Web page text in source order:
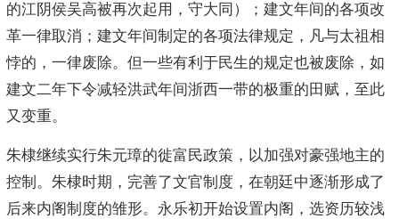
的江阴侯吴高被再次起用，守大同）；建文年间的各项改
革一律取消；建文年间制定的各项法律规定，凡与太祖相
悖的，一律废除。但一些有利于民生的规定也被废除，如
建文二年下令减轻洪武年间浙西一带的极重的田赋，至此
又变重。
朱棣继续实行朱元璋的徙富民政策，以加强对豪强地主的
控制。朱棣时期，完善了文官制度，在朝廷中逐渐形成了
后来内阁制度的雏形。永乐初开始设置内阁，选资历较浅